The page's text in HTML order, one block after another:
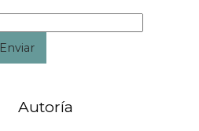
Enviar
Autoría